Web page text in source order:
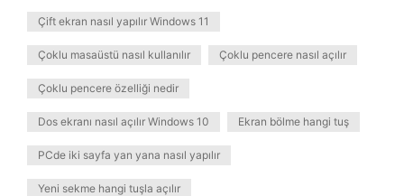
Çift ekran nasıl yapılır Windows 11
Çoklu masaüstü nasıl kullanılır Çoklu pencere nasıl açılır
Çoklu pencere özelliği nedir
Dos ekranı nasıl açılır Windows 10 Ekran bölme hangi tuş
PCde iki sayfa yan yana nasıl yapılır
Yeni sekme hangi tuşla açılır